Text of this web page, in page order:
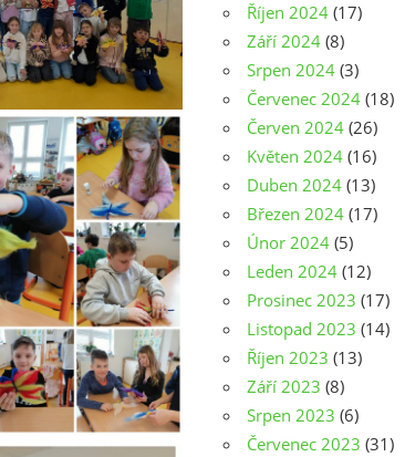
Říjen 2024 (17)
Září 2024 (8)
Srpen 2024 (3)
Červenec 2024 (18)
Červen 2024 (26)
Květen 2024 (16)
Duben 2024 (13)
Březen 2024 (17)
Únor 2024 (5)
Leden 2024 (12)
Prosinec 2023 (17)
Listopad 2023 (14)
Říjen 2023 (13)
Září 2023 (8)
Srpen 2023 (6)
Červenec 2023 (31)